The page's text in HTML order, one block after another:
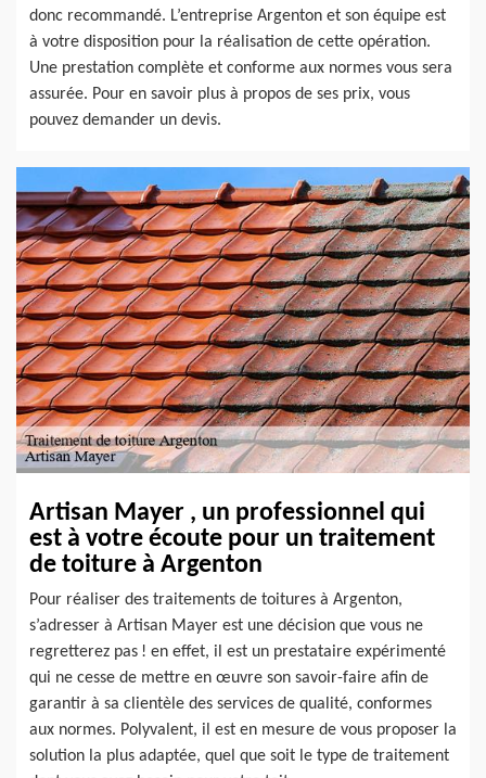
donc recommandé. L’entreprise Argenton et son équipe est
à votre disposition pour la réalisation de cette opération.
Une prestation complète et conforme aux normes vous sera
assurée. Pour en savoir plus à propos de ses prix, vous
pouvez demander un devis.
Artisan Mayer , un professionnel qui
est à votre écoute pour un traitement
de toiture à Argenton
Pour réaliser des traitements de toitures à Argenton,
s’adresser à Artisan Mayer est une décision que vous ne
regretterez pas ! en effet, il est un prestataire expérimenté
qui ne cesse de mettre en œuvre son savoir-faire afin de
garantir à sa clientèle des services de qualité, conformes
aux normes. Polyvalent, il est en mesure de vous proposer la
solution la plus adaptée, quel que soit le type de traitement